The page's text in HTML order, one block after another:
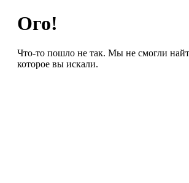
Ого!
Что-то пошло не так. Мы не смогли
которое вы искали.